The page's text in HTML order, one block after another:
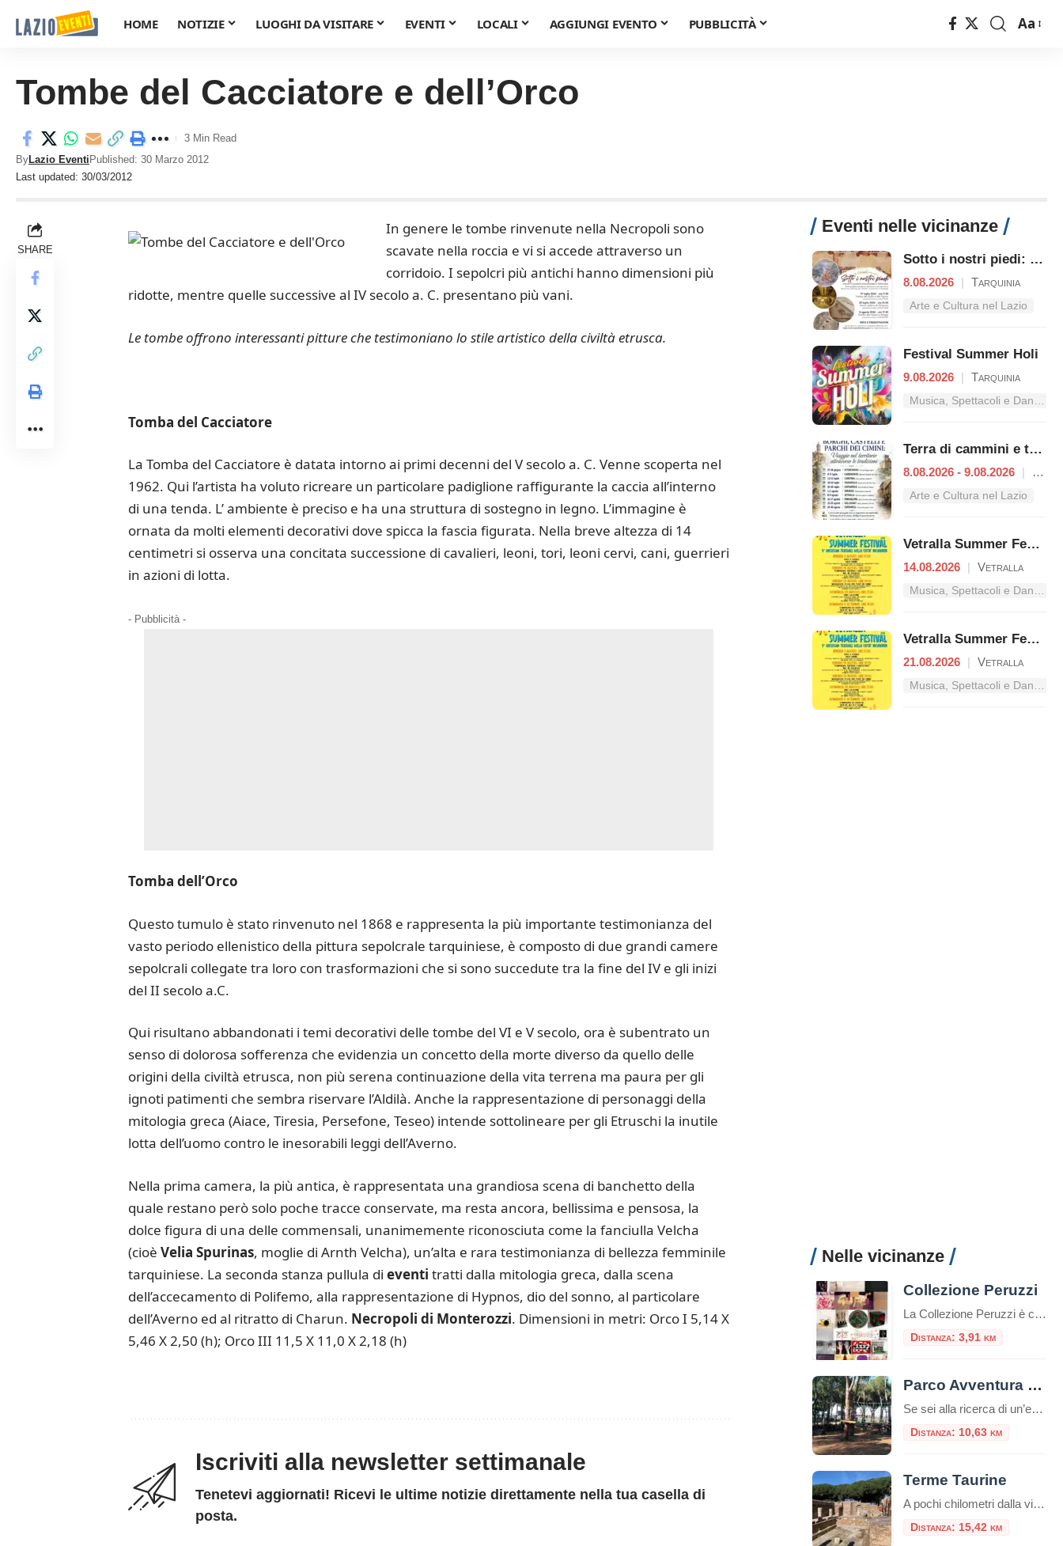
HOME NOTIZIE LUOGHI DA VISITARE EVENTI LOCALI AGGIUNGI EVENTO PUBBLICITÀ
Font
Aa
Tombe del Cacciatore e dell’Orco
Last updated: 30/03/2012
ByLazio Eventi Published: 30 Marzo 2012
3 Min Read
SHARE
In genere le tombe rinvenute nella Necropoli sono
scavate nella roccia e vi si accede attraverso un
corridoio. I sepolcri più antichi hanno dimensioni più
ridotte, mentre quelle successive al IV secolo a. C. presentano più vani.
Le tombe offrono interessanti pitture che testimoniano lo stile artistico della civiltà etrusca.
Tomba del Cacciatore
La Tomba del Cacciatore è datata intorno ai primi decenni del V secolo a. C. Venne scoperta nel
1962. Qui l’artista ha voluto ricreare un particolare padiglione raffigurante la caccia all’interno
di una tenda. L’ ambiente è preciso e ha una struttura di sostegno in legno. L’immagine è
ornata da molti elementi decorativi dove spicca la fascia figurata. Nella breve altezza di 14
centimetri si osserva una concitata successione di cavalieri, leoni, tori, leoni cervi, cani, guerrieri
in azioni di lotta.
- Pubblicità -
Tomba dell’Orco
Questo tumulo è stato rinvenuto nel 1868 e rappresenta la più importante testimonianza del
vasto periodo ellenistico della pittura sepolcrale tarquiniese, è composto di due grandi camere
sepolcrali collegate tra loro con trasformazioni che si sono succedute tra la fine del IV e gli inizi
del II secolo a.C.
Qui risultano abbandonati i temi decorativi delle tombe del VI e V secolo, ora è subentrato un
senso di dolorosa sofferenza che evidenzia un concetto della morte diverso da quello delle
origini della civiltà etrusca, non più serena continuazione della vita terrena ma paura per gli
ignoti patimenti che sembra riservare l’Aldilà. Anche la rappresentazione di personaggi della
mitologia greca (Aiace, Tiresia, Persefone, Teseo) intende sottolineare per gli Etruschi la inutile
lotta dell’uomo contro le inesorabili leggi dell’Averno.
Nella prima camera, la più antica, è rappresentata una grandiosa scena di banchetto della
quale restano però solo poche tracce conservate, ma resta ancora, bellissima e pensosa, la
dolce figura di una delle commensali, unanimemente riconosciuta come la fanciulla Velcha
(cioèVelia Spurinas, moglie di Arnth Velcha), un’alta e rara testimonianza di bellezza femminile
tarquiniese. La seconda stanza pullula dieventi tratti dalla mitologia greca, dalla scena
dell’accecamento di Polifemo, alla rappresentazione di Hypnos, dio del sonno, al particolare
dell’Averno ed al ritratto di Charun. Necropoli di Monterozzi. Dimensioni in metri: Orco I 5,14 X
5,46 X 2,50 (h); Orco III 11,5 X 11,0 X 2,18 (h)
Iscriviti alla newsletter settimanale
Tenetevi aggiornati! Ricevi le ultime notizie direttamente nella tua casella di
posta.
Eventi nelle vicinanze
Sotto i nostri piedi: Etruschi e Romani raccontano il territori
8.08.2026 | Tarquinia
Arte e Cultura nel Lazio
Festival Summer Holi
9.08.2026 | Tarquinia
Musica, Spettacoli e Danza nel Lazio
Terra di cammini e tradizioni
8.08.2026 - 9.08.2026 |
Arte e Cultura nel Lazio
Vetralla Summer Festival
14.08.2026 | Vetralla
Musica, Spettacoli e Danza nel Lazio
Vetralla Summer Festival
21.08.2026 | Vetralla
Musica, Spettacoli e Danza nel Lazio
Nelle vicinanze
Collezione Peruzzi
La Collezione Peruzzi è composta da oltre duecento opere seriali di arte italiana contemporanea, raccolte a cominciare dal 1980. Gli artisti sono stati selezionati sulla base della loro effettiva riconoscibilità internazionale e dell’organicità all’area di appartenenza, in modo da soddisfare il progetto di collezione: rappresentare in modo esaustivo i movimenti e gli artisti italiani che […]
Distanza: 3,91 km
Parco Avventura Riva dei Tarquini
Se sei alla ricerca di un’esperienza che unisca il brivido dell’avventura al piacere di stare immersi nella natura, il Parco Avventura Riva dei Tarquini è la meta ideale. Nel cuore della Tuscia, a pochi chilometri da Roma, sorge una delle destinazioni più emozionanti per chi cerca avventura e divertimento all’aria aperta: il Parco Avventura Riva […]
Distanza: 10,63 km
Terme Taurine
A pochi chilometri dalla vivace città portuale di Civitavecchia, su una verdeggiante collina che domina il Tirreno, sorge uno dei complessi termali romani più affascinanti e meglio conservati dell’Etruria meridionale: l’Area Archeologica delle Terme Taurine, conosciute anche come Terme di Traiano. Questo sito non è solo un complesso di antiche rovine, ma una vera e […]
Distanza: 15,42 km